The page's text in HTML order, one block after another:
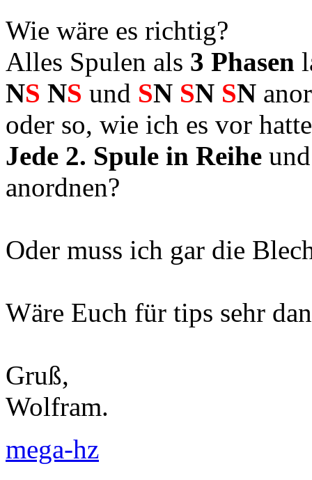
Wie wäre es richtig?
Alles Spulen als 3 Phasen
NS NS und SN SN SN
oder so, wie ich es vor
Jede 2. Spule in Reihe
anordnen?
Oder muss ich gar die
Wäre Euch für tips sehr
Gruß,
Wolfram.
mega-hz